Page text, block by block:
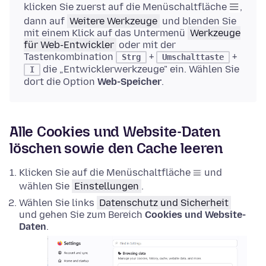
klicken Sie zuerst auf die Menüschaltfläche
,
dann auf Weitere Werkzeuge und blenden Sie
mit einem Klick auf das Untermenü Werkzeuge
für Web-Entwickler oder mit der
Tastenkombination
Strg + Umschalttaste +
I
die „Entwicklerwerkzeuge" ein. Wählen Sie
dort die Option Web-Speicher.
Alle Cookies und Website-Daten
löschen sowie den Cache leeren
Klicken Sie auf die Menüschaltfläche
und
wählen Sie Einstellungen .
Wählen Sie links Datenschutz und Sicherheit
und gehen Sie zum Bereich Cookies und Website-
Daten.